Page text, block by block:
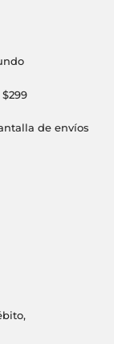
de envíos